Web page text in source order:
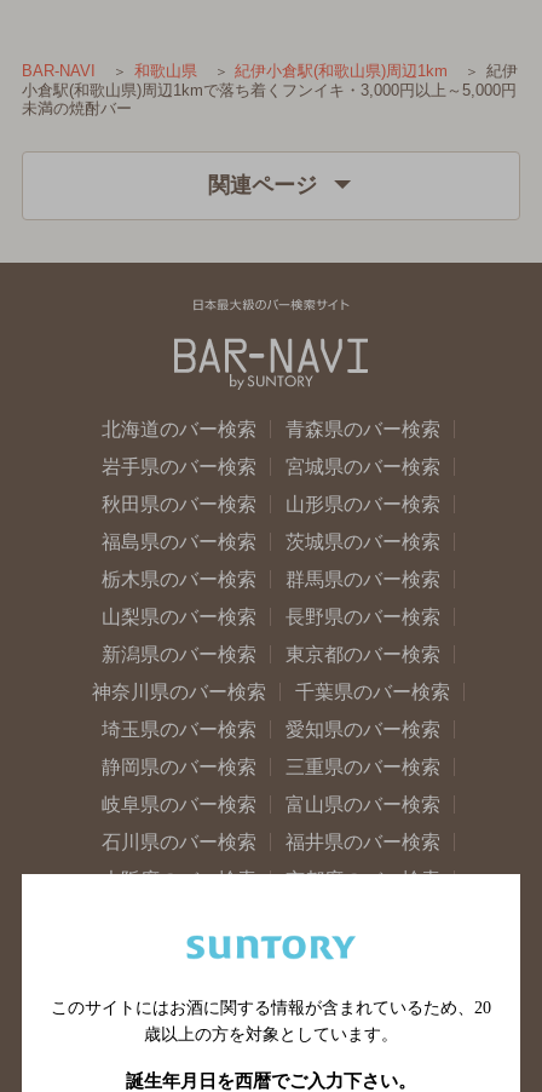
BAR-NAVI 和歌山県 紀伊小倉駅(和歌山県)周辺1km
紀伊
小倉駅(和歌山県)周辺1kmで落ち着くフンイキ・3,000円以上～5,000円
未満の焼酎バー
関連ページ
北海道のバー検索
青森県のバー検索
岩手県のバー検索
宮城県のバー検索
秋田県のバー検索
山形県のバー検索
福島県のバー検索
茨城県のバー検索
栃木県のバー検索
群馬県のバー検索
山梨県のバー検索
長野県のバー検索
新潟県のバー検索
東京都のバー検索
神奈川県のバー検索
千葉県のバー検索
埼玉県のバー検索
愛知県のバー検索
静岡県のバー検索
三重県のバー検索
岐阜県のバー検索
富山県のバー検索
石川県のバー検索
福井県のバー検索
大阪府のバー検索
京都府のバー検索
滋賀県のバー検索
和歌山県のバー検索
山口県のバー検索
鳥取県のバー検索
島根県のバー検索
徳島県のバー検索
このサイトにはお酒に関する情報が含まれているため、 20
歳以上の方を対象としています。
誕生年月日を西暦でご入力下さい。